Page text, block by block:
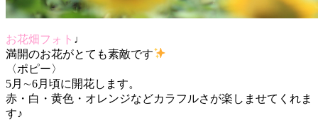
お花畑フォト ♩
満開のお花がとても素敵です
〈ポピー〉
5月∼6月頃に開花します。
赤・白・黄色・オレンジなどカラフルさが楽しませてくれま
す♪